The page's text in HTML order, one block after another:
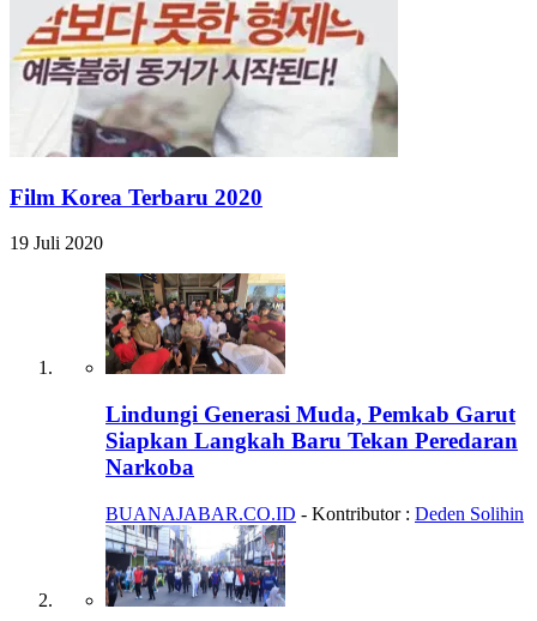
Film Korea Terbaru 2020
19 Juli 2020
Lindungi Generasi Muda, Pemkab Garut
Siapkan Langkah Baru Tekan Peredaran
Narkoba
BUANAJABAR.CO.ID - Kontributor : Deden Solihin